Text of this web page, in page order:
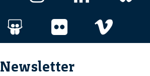
Newsletter